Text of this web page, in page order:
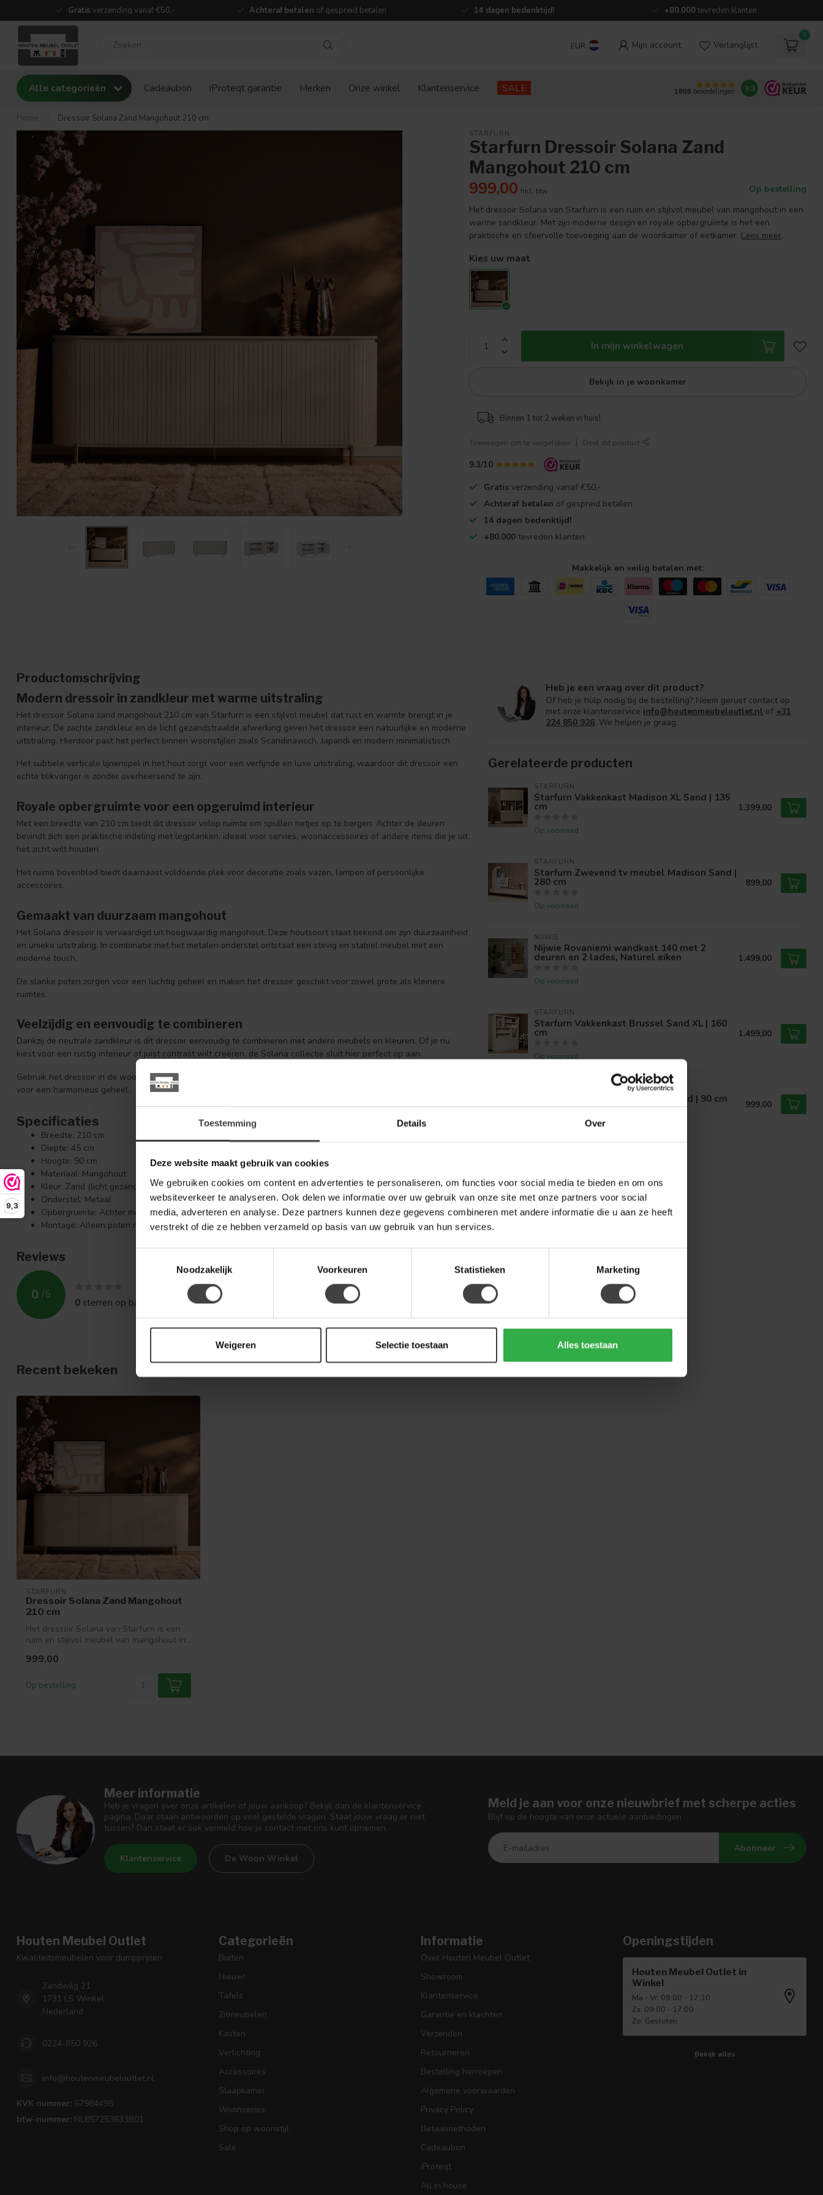
Toestemming Details Over
Deze website maakt gebruik van cookies
We gebruiken cookies om content en advertenties te personaliseren, om functies voor social media te bieden en om ons
websiteverkeer te analyseren. Ook delen we informatie over uw gebruik van onze site met onze partners voor social
media, adverteren en analyse. Deze partners kunnen deze gegevens combineren met andere informatie die u aan ze heeft
verstrekt of die ze hebben verzameld op basis van uw gebruik van hun services.
Noodzakelijk
Voorkeuren Statistieken Marketing
Weigeren Selectie toestaan Alles toestaan
9,3
Gratis verzending vanaf €50,- Achteraf betalen of gespreid betalen 14 dagen bedenktijd! +80.000tevreden klanten
EUR Mijn account Verlanglijst
0
Alle categorieën Cadeaubon iProteqt garantie Merken Onze winkel Klantenservice SALE 1808 beoordelingen 9.3
Home Dressoir Solana Zand Mangohout 210 cm
STARFURN
Starfurn Dressoir Solana Zand
Mangohout 210 cm
999,00 Incl. btw
Op bestelling
Het dressoir Solana van Starfurn is een ruim en stijlvol meubel van mangohout in een
warme zandkleur. Met zijn moderne design en royale opbergruimte is het een
praktische en sfeervolle toevoeging aan de woonkamer of eetkamer. Lees meer.
Kies uw maat
In mijn winkelwagen
Bekijk in je woonkamer
Binnen 1 tot 2 weken in huis!
Toevoegen om te vergelijken Deel dit product
9.3/10
Gratis verzending vanaf €50,-
Achteraf betalen of gespreid betalen
14 dagen bedenktijd!
+80.000 tevreden klanten
Makkelijk en veilig betalen met:
Productomschrijving
Modern dressoir in zandkleur met warme uitstraling
Het dressoir Solana zand mangohout 210 cm van Starfurn is een stijlvol meubel dat rust en warmte brengt in je
interieur. De zachte zandkleur en de licht gezandstraalde afwerking geven het dressoir een natuurlijke en moderne
uitstraling. Hierdoor past het perfect binnen woonstijlen zoals Scandinavisch, Japandi en modern minimalistisch.
Het subtiele verticale lijnenspel in het hout zorgt voor een verfijnde en luxe uitstraling, waardoor dit dressoir een
echte blikvanger is zonder overheersend te zijn.
Royale opbergruimte voor een opgeruimd interieur
Met een breedte van 210 cm biedt dit dressoir volop ruimte om spullen netjes op te bergen. Achter de deuren
bevindt zich een praktische indeling met legplanken, ideaal voor servies, woonaccessoires of andere items die je uit
het zicht wilt houden.
Het ruime bovenblad biedt daarnaast voldoende plek voor decoratie zoals vazen, lampen of persoonlijke
accessoires.
Gemaakt van duurzaam mangohout
Het Solana dressoir is vervaardigd uit hoogwaardig mangohout. Deze houtsoort staat bekend om zijn duurzaamheid
en unieke uitstraling. In combinatie met het metalen onderstel ontstaat een stevig en stabiel meubel met een
moderne touch.
De slanke poten zorgen voor een luchtig geheel en maken het dressoir geschikt voor zowel grote als kleinere
ruimtes.
Veelzijdig en eenvoudig te combineren
Dankzij de neutrale zandkleur is dit dressoir eenvoudig te combineren met andere meubels en kleuren. Of je nu
kiest voor een rustig interieur of juist contrast wilt creëren, de Solana collectie sluit hier perfect op aan.
Gebruik het dressoir in de woonkamer, eetkamer of hal en combineer het eventueel met andere Solana meubels
voor een harmonieus geheel.
Specificaties
Breedte: 210 cm
Diepte: 45 cm
Hoogte: 90 cm
Materiaal: Mangohout
Kleur: Zand (licht gezandstraald)
Onderstel: Metaal
Opbergruimte: Achter meerdere deuren met legplanken
Montage: Alleen poten monteren
Reviews
0 /5
0sterren op basis van beoordelingen
Je beoordeling toevoegen
Heb je een vraag over dit product?
Of heb je hulp nodig bij de bestelling? Neem gerust contact op
met onze klantenservice info@houtenmeubeloutlet.nl of +31
224 850 926. We helpen je graag.
Gerelateerde producten
STARFURN
Starfurn Vakkenkast Madison XL Sand | 135
cm
Op voorraad
1.399,00
STARFURN
Starfurn Zwevend tv meubel Madison Sand |
280 cm
Op voorraad
899,00
NIJWIE
Nijwie Rovaniemi wandkast 140 met 2
deuren en 2 lades, Naturel eiken
Op voorraad
1.499,00
STARFURN
Starfurn Vakkenkast Brussel Sand XL | 160
cm
Op voorraad
1.499,00
Starfurn Vakkenkast Madison Sand | 90 cm 999,00
Recent bekeken
STARFURN
Dressoir Solana Zand Mangohout
210 cm
Het dressoir Solana van Starfurn is een
ruim en stijlvol meubel van mangohout in...
999,00
Op bestelling
Meer informatie
Heb je vragen over onze artikelen of jouw aankoop? Bekijk dan de klantenservice
pagina. Daar staan antwoorden op veel gestelde vragen. Staat jouw vraag er niet
tussen? Dan staat er ook vermeld hoe je contact met ons kunt opnemen.
Klantenservice De Woon Winkel
Meld je aan voor onze nieuwbrief met scherpe acties
Blijf op de hoogte van onze actuele aanbiedingen
Abonneer
Houten Meubel Outlet
Kwaliteitsmeubelen voor dumpprijzen
Zandwilg 21
1731 LS Winkel
Nederland
0224-850 926
info@houtenmeubeloutlet.nl
KVK nummer: 67984495
btw-nummer: NL857253633B01
Categorieën
Buiten
Nieuw!
Tafels
Zitmeubelen
Kasten
Verlichting
Accessoires
Slaapkamer
Woonseries
Shop op woonstijl
Sale
Informatie
Over Houten Meubel Outlet
Showroom
Klantenservice
Garantie en klachten
Verzenden
Retourneren
Bestelling herroepen
Algemene voorwaarden
Privacy Policy
Betaalmethoden
Cadeaubon
iProteqt
All in house
Openingstijden
Houten Meubel Outlet in
Winkel
Ma - Vr: 09:00 - 17:30
Za: 09:00 - 17:00
Zo: Gesloten
Bekijk alles